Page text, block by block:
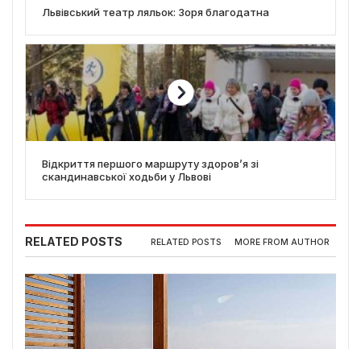
Львівський театр ляльок: Зоря благодатна
Відкриття першого маршруту здоров’я зі
скандинавської ходьби у Львові
RELATED POSTS RELATED POSTS MORE FROM AUTHOR